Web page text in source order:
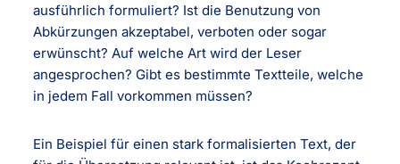
ausführlich formuliert? Ist die Benutzung von
Abkürzungen akzeptabel, verboten oder sogar
erwünscht? Auf welche Art wird der Leser
angesprochen? Gibt es bestimmte Textteile, welche
in jedem Fall vorkommen müssen?
Ein Beispiel für einen stark formalisierten Text, der